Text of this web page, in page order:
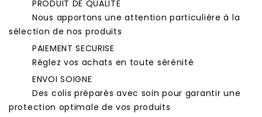
PRODUIT DE QUALITE
Nous apportons une attention particulière à la
sélection de nos produits
PAIEMENT SECURISE
Réglez vos achats en toute sérénité
ENVOI SOIGNE
Des colis préparés avec soin pour garantir une
protection optimale de vos produits